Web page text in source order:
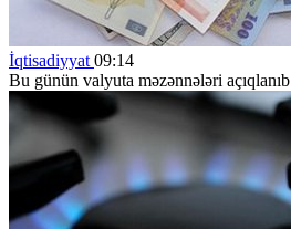
İqtisadiyyat 09:14
Bu günün valyuta məzənnələri açıqlanıb